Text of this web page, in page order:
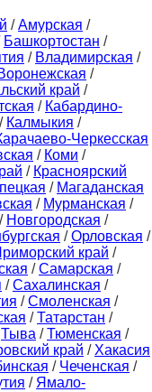
/Амурская /
Башкортостан /
/ Владимирская /
/
край /
/ Кабардино-
/ Калмыкия /
Черкесская
/ Коми /
/ Красноярский
/ Магаданская
/ Мурманская /
/ Новгородская /
/Орловская /
край /
/Самарская /
/Сахалинская /
/Смоленская /
/Татарстан /
Тыва /Тюменская /
край / Хакасия
/ Чеченская /
/ Ямало-